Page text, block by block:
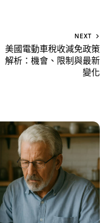
NEXT
美國電動車稅收減免政策
解析：機會、限制與最新
變化